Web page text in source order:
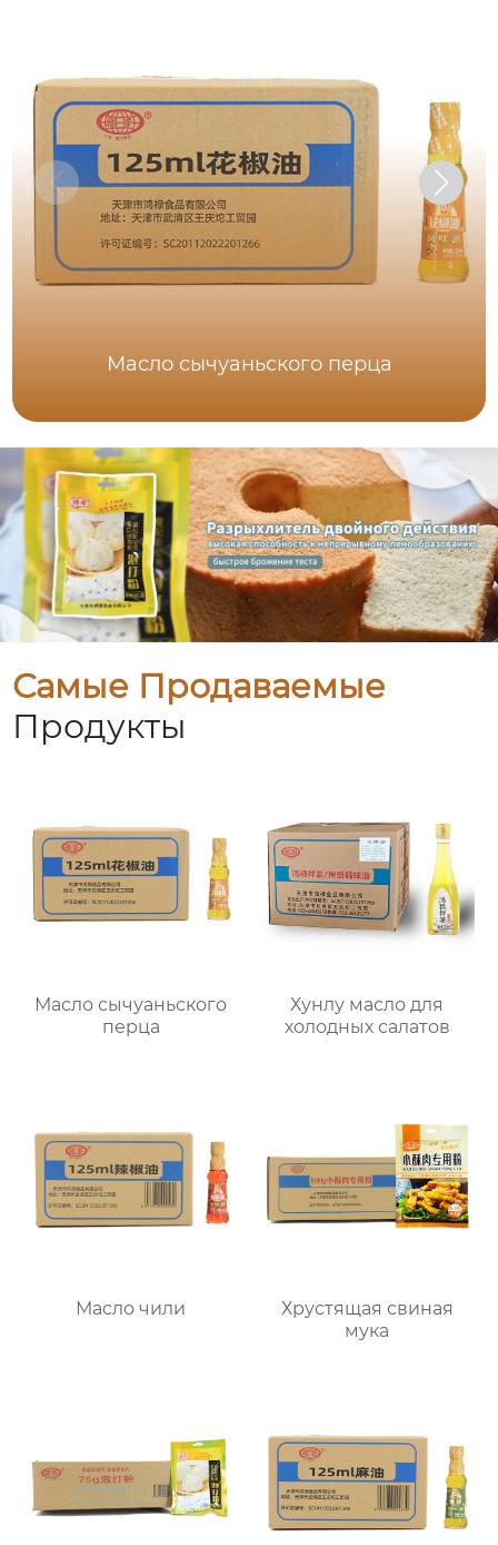
Масло сычуаньского перца
Самые Продаваемые
Продукты
Масло сычуаньского
перца
Хунлу масло для
холодных салатов
Масло чили
Хрустящая свиная
мука